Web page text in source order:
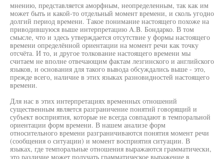
мнению, представляется аморфным, неопределенным, так как им
может быть и какой-то отдельный момент времени, и сколь угодно
долгий период времени. Такое понимание настоящего похоже на
приводившуюся выше интерпретацию A.B. Бондарко. В том
смысле, что и здесь утверждается отсутствие у формы настоящего
времени определённой ориентации на момент речи как точку
отсчёта. И то, и другое толкование настоящего времени мы
считаем не вполне отвечающим фактам лезгинского и английского
языков, и основания для такого вывода обсуждались выше - это,
прежде всего, наличие в этих языках разновидностей настоящего
времени.
Для нас в этих интерпретациях временных отношений
существенным является разграничение понятий говорящий и
субъект восприятия, которые не всегда совпадают в темпоральной
ориентации форм времени. В нашем анализе форм
относительного времени разграничиваются понятия момент речи
(сообщения о ситуации) и момент восприятия ситуации. В
языках, где темпоральные отношения выражаются грамматически,
это различие может получать грамматическое выражение в